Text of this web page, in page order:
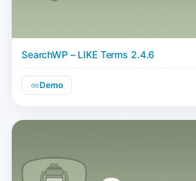
SearchWP – LIKE Terms 2.4.6
Demo